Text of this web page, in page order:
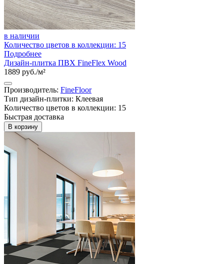
в наличии
Количество цветов в коллекции: 15
Подробнее
Дизайн-плитка ПВХ FineFlex Wood
1889 руб./м²
Производитель: FineFloor
Тип дизайн-плитки: Клеевая
Количество цветов в коллекции: 15
Быстрая доставка
В корзину